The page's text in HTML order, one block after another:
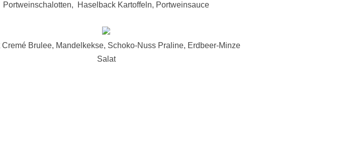
Portweinschalotten, Haselback Kartoffeln, Portweinsauce
Cremé Brulee, Mandelkekse, Schoko-Nuss Praline, Erdbeer-Minze
Salat